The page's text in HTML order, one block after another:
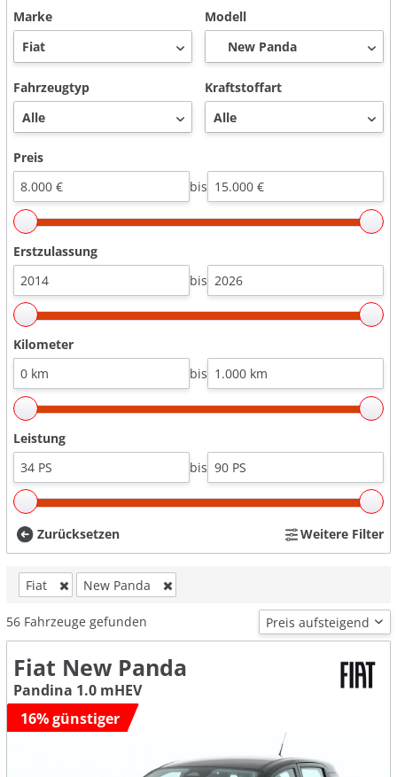
Marke
Modell
Fahrzeugtyp Kraftstoffart
Preis
bis
Erstzulassung
bis
Kilometer
bis
Leistung
bis
Zurücksetzen Weitere Filter
Fiat New Panda
56 Fahrzeuge gefunden
Fiat New Panda
Pandina 1.0 mHEV
16% günstiger